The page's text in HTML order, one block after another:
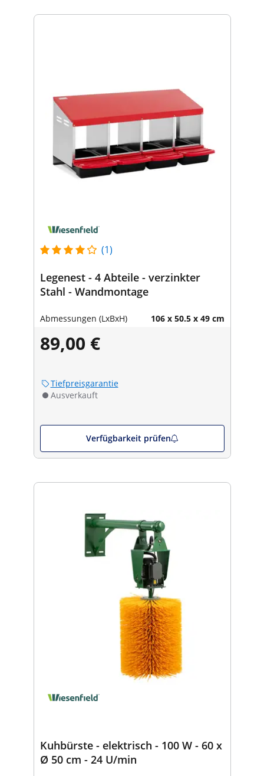
(1)
Legenest - 4 Abteile - verzinkter
Stahl - Wandmontage
Abmessungen (LxBxH) 106 x 50.5 x 49 cm
89,00 €
Tiefpreisgarantie
Ausverkauft
Verfügbarkeit prüfen
Kuhbürste - elektrisch - 100 W - 60 x
Ø 50 cm - 24 U/min